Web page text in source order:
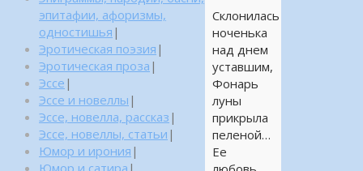
Склонилась
ноченька
над днем
уставшим,
Фонарь
луны
прикрыла
пеленой…
Ее
эпитафии, афоризмы,
одностишья |
Эротическая поэзия |
Эротическая проза |
Эссе |
Эссе и новеллы |
Эссе, новелла, рассказ |
Эссе, новеллы, статьи |
Юмор и ирония |
Юмор и сатира |